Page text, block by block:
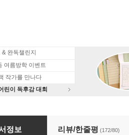
완독챌린지
여름방학 이벤트
작가를 만나다
린이 독후감 대회
권 세트
정보 리뷰/한줄평 (172/80)